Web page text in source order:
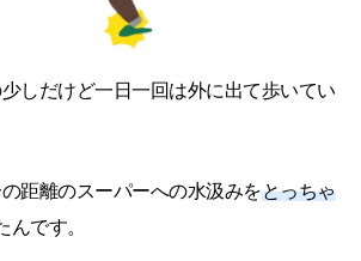
しだけど一日一回は外に出て歩いてい
距離のスーパーへの水汲みをとっちゃ
です。